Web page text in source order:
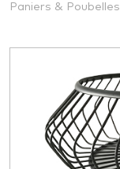
Paniers & Poubelles